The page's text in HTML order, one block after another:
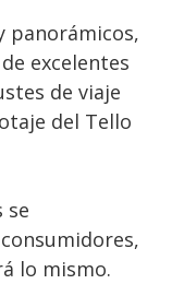
panorámicos,
excelentes
de viaje
del Tello
se
lo mismo.